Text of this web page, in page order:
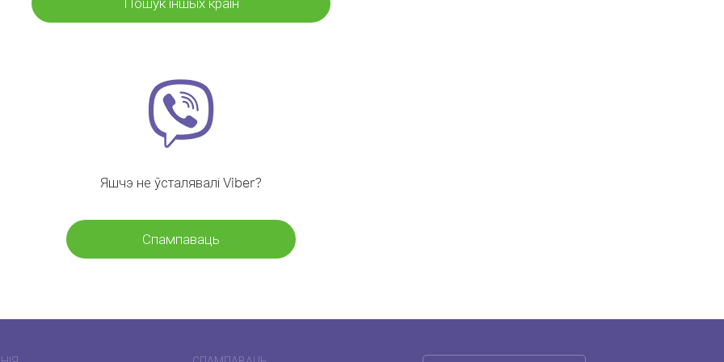
Яшчэ не ўсталявалі Viber?
Спампаваць